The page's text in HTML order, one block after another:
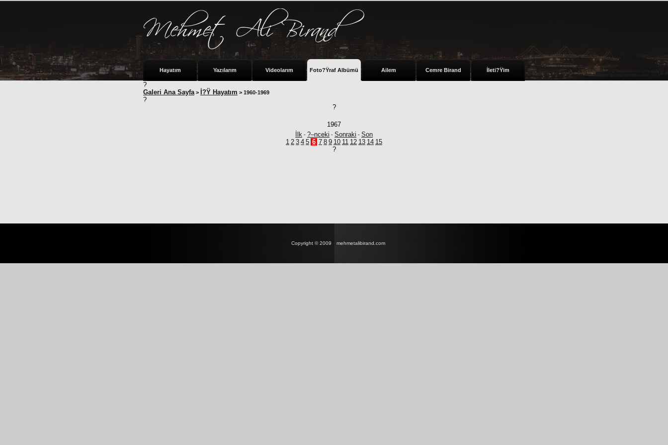
Hayatım Yazılarım Videolarım Foto?Ÿraf Albümü Ailem Cemre Birand İleti?Ÿim
?
Galeri Ana Sayfa > İ?Ÿ Hayatım > 1960-1969
?
?
1967
İlk - ?–nceki - Sonraki - Son
1 2 3 4 5 6 7 8 9 10 11 12 13 14 15
?
Copyright © 2009 mehmetalibirand.com